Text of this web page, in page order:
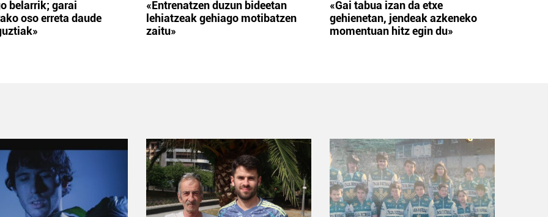
belarrik; garai
oso erreta daude
«Entrenatzen duzun bideetan
lehiatzeak gehiago motibatzen
zaitu»
«Gai tabua izan da etxe
gehienetan, jendeak azkeneko
momentuan hitz egin du»